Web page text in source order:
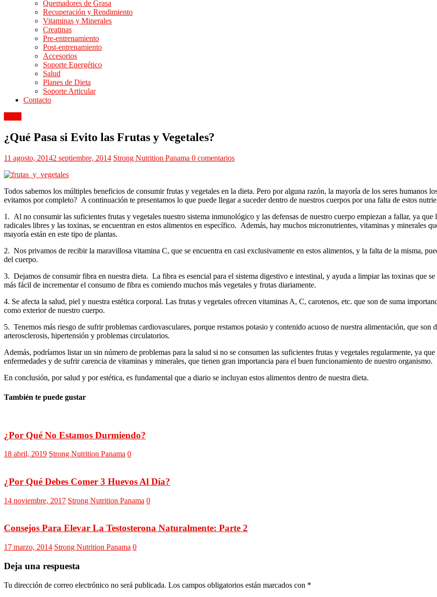
Quemadores de Grasa
Recuperación y Rendimiento
Vitaminas y Minerales
Creatinas
Pre-entrenamiento
Post-entrenamiento
Accesorios
Soporte Energético
Salud
Planes de Dieta
Soporte Articular
Contacto
¿Qué Pasa si Evito las Frutas y Vegetales?
11 agosto, 20142 septiembre, 2014 Strong Nutrition Panama 0 comentarios
Todos sabemos los múltiples beneficios de consumir frutas y vegetales en la dieta. Pero por alguna razón, la mayoría de los seres humanos
evitamos por completo? A continuación te presentamos lo que puede llegar a suceder dentro de nuestros cuerpos por una falta de estos
1. Al no consumir las suficientes frutas y vegetales nuestro sistema inmunológico y las defensas de nuestro cuerpo empiezan a fallar, ya
radicales libres y las toxinas, se encuentran en estos alimentos en específico. Además, hay muchos micronutrientes, vitaminas y minerales
mayoría están en este tipo de plantas.
2. Nos privamos de recibir la maravillosa vitamina C, que se encuentra en casi exclusivamente en estos alimentos, y la falta de la misma,
del cuerpo.
3. Dejamos de consumir fibra en nuestra dieta. La fibra es esencial para el sistema digestivo e intestinal, y ayuda a limpiar las toxinas que
más fácil de incrementar el consumo de fibra es comiendo muchos más vegetales y frutas diariamente.
4. Se afecta la salud, piel y nuestra estética corporal. Las frutas y vegetales ofrecen vitaminas A, C, carotenos, etc. que son de suma
como exterior de nuestro cuerpo.
5. Tenemos más riesgo de sufrir problemas cardiovasculares, porque restamos potasio y contenido acuoso de nuestra alimentación, que son
arterosclerosis, hipertensión y problemas circulatorios.
Además, podríamos listar un sin número de problemas para la salud si no se consumen las suficientes frutas y vegetales regularmente, ya
enfermedades y de sufrir carencia de vitaminas y minerales, que tienen gran importancia para el buen funcionamiento de nuestro organismo.
En conclusión, por salud y por estética, es fundamental que a diario se incluyan estos alimentos dentro de nuestra dieta.
También te puede gustar
¿Por Qué No Estamos Durmiendo?
18 abril, 2019 Strong Nutrition Panama 0
¿Por Qué Debes Comer 3 Huevos Al Día?
14 noviembre, 2017 Strong Nutrition Panama 0
Consejos Para Elevar La Testosterona Naturalmente: Parte 2
17 marzo, 2014 Strong Nutrition Panama 0
Deja una respuesta
Tu dirección de correo electrónico no será publicada. Los campos obligatorios están marcados con *